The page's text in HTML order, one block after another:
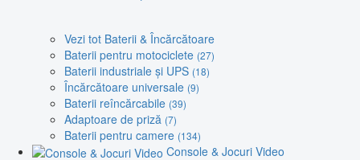
Vezi tot Baterii & Încărcătoare
Baterii pentru motociclete (27)
Baterii industriale și UPS (18)
Încărcătoare universale (9)
Baterii reîncărcabile (39)
Adaptoare de priză (7)
Baterii pentru camere (134)
Console & Jocuri Video